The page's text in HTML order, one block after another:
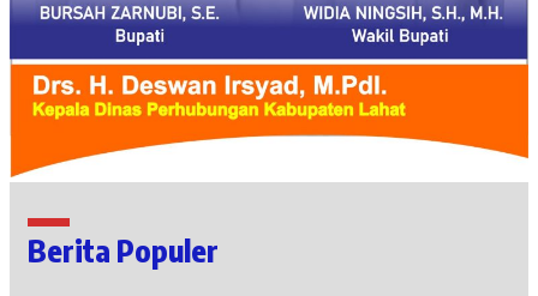
Berita Populer